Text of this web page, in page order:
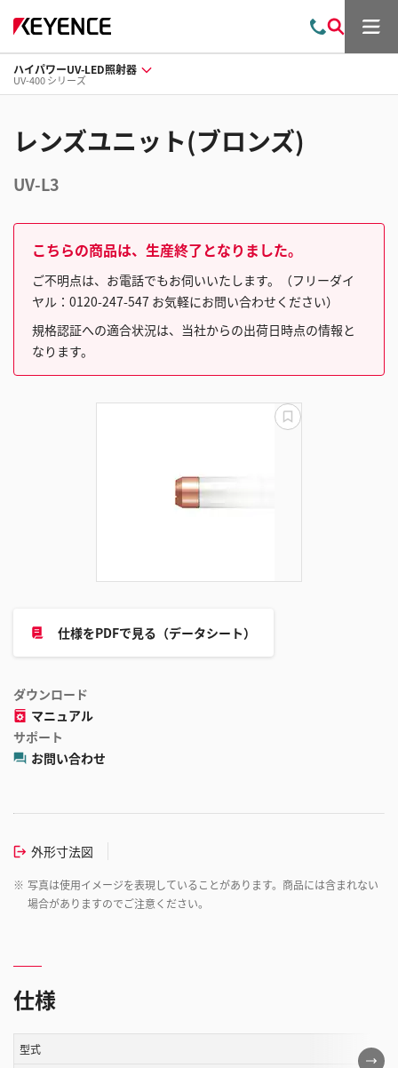
問
わ
索
メ
ハイパワーUV-LED照射器
UV-400 シリーズ
レンズユニット(ブロンズ)
UV-L3
こちらの商品は、生産終了となりました。
ご不明点は、お電話でもお伺いいたします。（フリーダイ
ヤル：0120-247-547 お気軽にお問い合わせください）
規格認証への適合状況は、当社からの出荷日時点の情報と
なります。
仕様をPDFで見る（データシート）
ダウンロード
マニュアル
サポート
お問い合わせ
外形寸法図
※ 写真は使用イメージを表現していることがあります。商品には含まれない
場合がありますのでご注意ください。
更
新
仕様
こ
型式